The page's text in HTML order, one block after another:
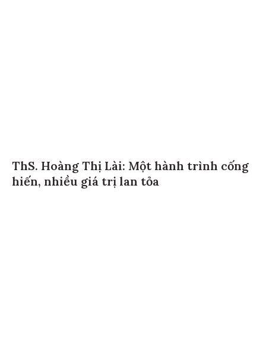
ThS. Hoàng Thị Lài: Một hành trình cống
hiến, nhiều giá trị lan tỏa